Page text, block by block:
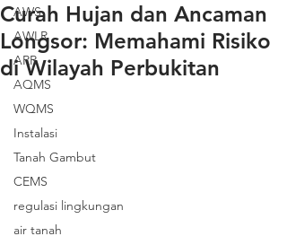
AWS
AWLR
ARR
AQMS
WQMS
Instalasi
Tanah Gambut
CEMS
regulasi lingkungan
air tanah
Curah Hujan dan Ancaman
Longsor: Memahami Risiko
di Wilayah Perbukitan